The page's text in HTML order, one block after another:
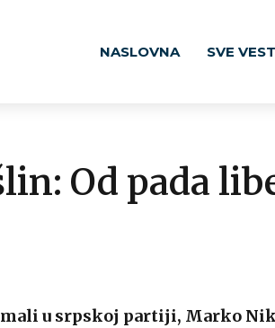
NASLOVNA SVE
Od pada
u srpskoj partiji, Marko